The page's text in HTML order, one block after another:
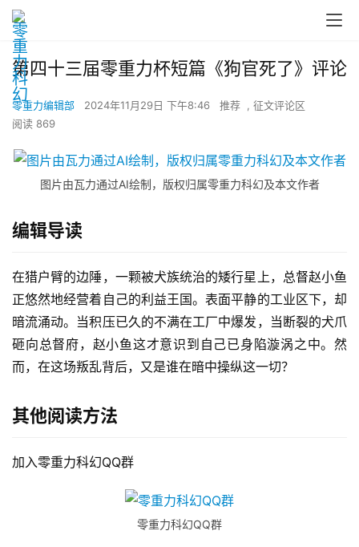
第四十三届零重力杯短篇《狗官死了》评论
零重力编辑部 2024年11月29日 下午8:46 推荐 , 征文评论区
阅读 869
图片由瓦力通过AI绘制，版权归属零重力科幻及本文作者
编辑导读
在猎户臂的边陲，一颗被犬族统治的矮行星上，总督赵小鱼
正悠然地经营着自己的利益王国。表面平静的工业区下，却
暗流涌动。当积压已久的不满在工厂中爆发，当断裂的犬爪
砸向总督府，赵小鱼这才意识到自己已身陷漩涡之中。然
而，在这场叛乱背后，又是谁在暗中操纵这一切？
其他阅读方法
加入零重力科幻QQ群
零重力科幻QQ群